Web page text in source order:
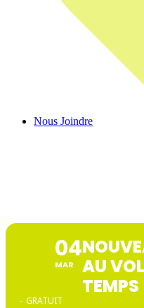
Nous Joindre
04
MAR
AU
TEMPS
- GRATUIT